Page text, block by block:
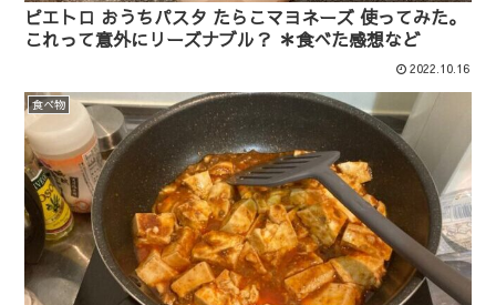
ピエトロ おうちパスタ たらこマヨネーズ 使ってみた。
これって意外にリーズナブル？ ＊食べた感想など
2022.10.16
食べ物